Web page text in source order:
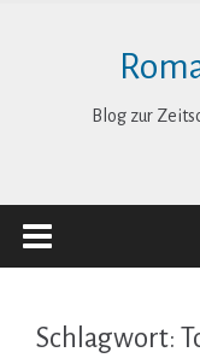
Blog zur
Schlagwort: